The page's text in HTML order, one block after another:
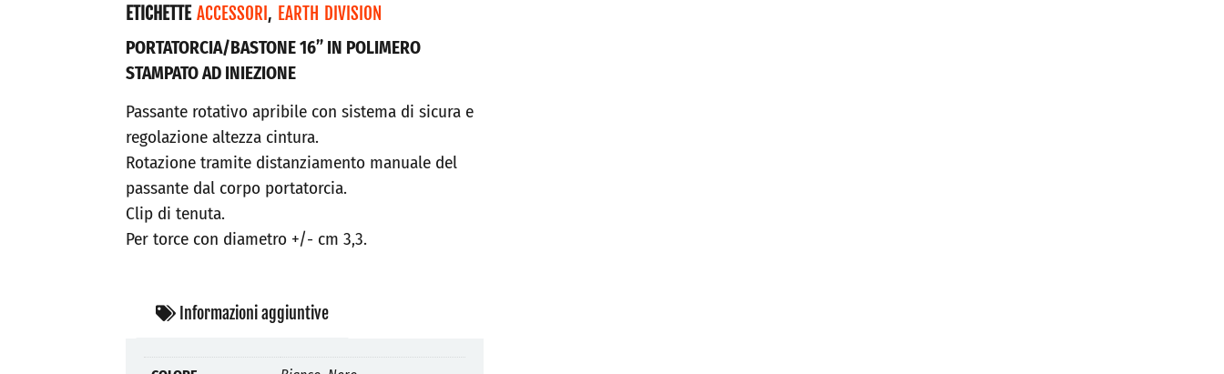
ETICHETTE ACCESSORI , EARTH DIVISION
PORTATORCIA/BASTONE 16” IN POLIMERO
STAMPATO AD INIEZIONE
Passante rotativo apribile con sistema di sicura e
regolazione altezza cintura.
Rotazione tramite distanziamento manuale del
passante dal corpo portatorcia.
Clip di tenuta.
Per torce con diametro +/- cm 3,3.
Informazioni aggiuntive